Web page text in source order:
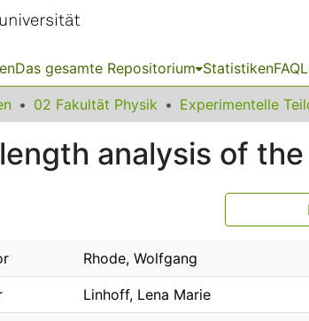
Das gesamte Repositorium StatistikenFAQ
02 Fakultät Physik
analysis of
Rhode, Wolfgang
Linhoff, Lena Marie